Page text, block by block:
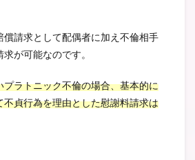
償請求として配偶者に加え不倫相手
が可能なのです。
プラトニック不倫の場合、基本的に
不貞行為を理由とした慰謝料請求は